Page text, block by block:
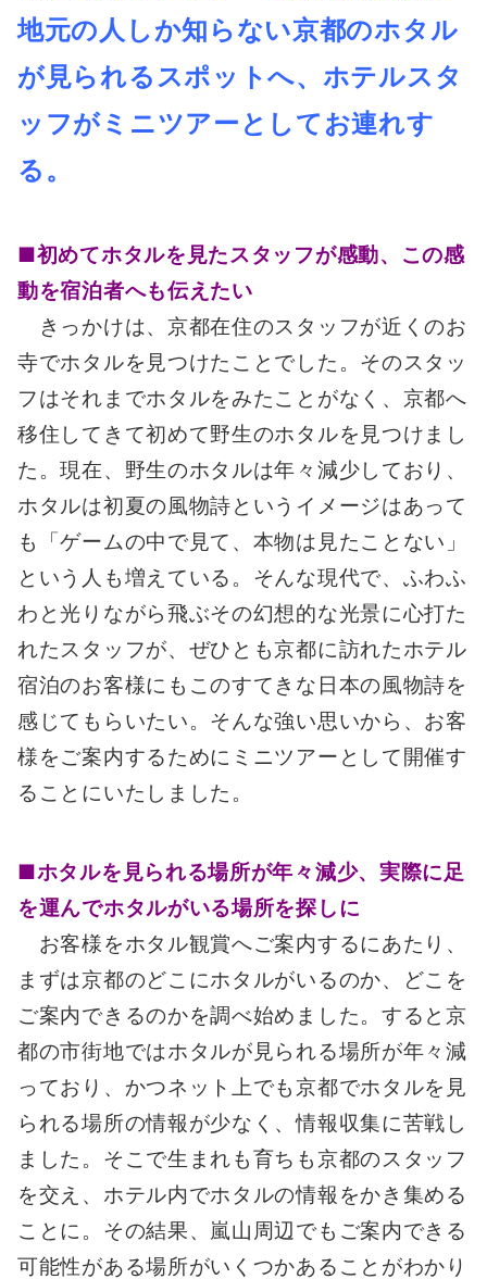
地元の人しか知らない京都のホタル
が見られるスポットへ、ホテルスタ
ッフがミニツアーとしてお連れす
る。
■初めてホタルを見たスタッフが感動、この感
動を宿泊者へも伝えたい
きっかけは、京都在住のスタッフが近くのお
寺でホタルを見つけたことでした。そのスタッ
フはそれまでホタルをみたことがなく、京都へ
移住してきて初めて野生のホタルを見つけまし
た。現在、野生のホタルは年々減少しており、
ホタルは初夏の風物詩というイメージはあって
も「ゲームの中で見て、本物は見たことない」
という人も増えている。そんな現代で、ふわふ
わと光りながら飛ぶその幻想的な光景に心打た
れたスタッフが、ぜひとも京都に訪れたホテル
宿泊のお客様にもこのすてきな日本の風物詩を
感じてもらいたい。そんな強い思いから、お客
様をご案内するためにミニツアーとして開催す
ることにいたしました。
■ホタルを見られる場所が年々減少、実際に足
を運んでホタルがいる場所を探しに
お客様をホタル観賞へご案内するにあたり、
まずは京都のどこにホタルがいるのか、どこを
ご案内できるのかを調べ始めました。すると京
都の市街地ではホタルが見られる場所が年々減
っており、かつネット上でも京都でホタルを見
られる場所の情報が少なく、情報収集に苦戦し
ました。そこで生まれも育ちも京都のスタッフ
を交え、ホテル内でホタルの情報をかき集める
ことに。その結果、嵐山周辺でもご案内できる
可能性がある場所がいくつかあることがわかり